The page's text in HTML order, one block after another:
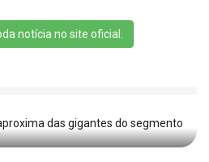
notícia no site oficial.